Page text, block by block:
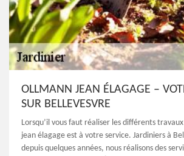
OLLMANN JEAN ÉLAGAGE –
SUR BELLEVESVRE
Lorsqu’il vous faut réaliser les différents
jean élagage est à votre service. Jardiniers à
depuis quelques années, nous réalisons des